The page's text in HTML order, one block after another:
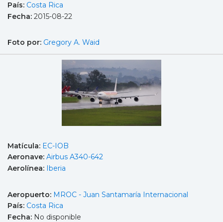
País: Costa Rica
Fecha: 2015-08-22
Foto por: Gregory A. Waid
Matícula: EC-IOB
Aeronave: Airbus A340-642
Aerolínea: Iberia
Aeropuerto: MROC - Juan Santamaría Internacional
País: Costa Rica
Fecha: No disponible